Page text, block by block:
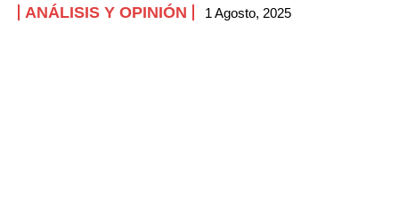
ANÁLISIS Y OPINIÓN 1 Agosto, 2025